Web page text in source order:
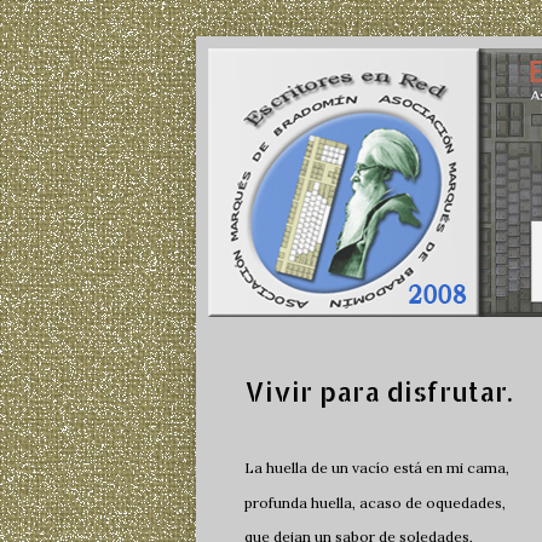
Vivir para disfrutar.
La huella de un vacío está en mi cama,
profunda huella, acaso de oquedades,
que dejan un sabor de soledades,